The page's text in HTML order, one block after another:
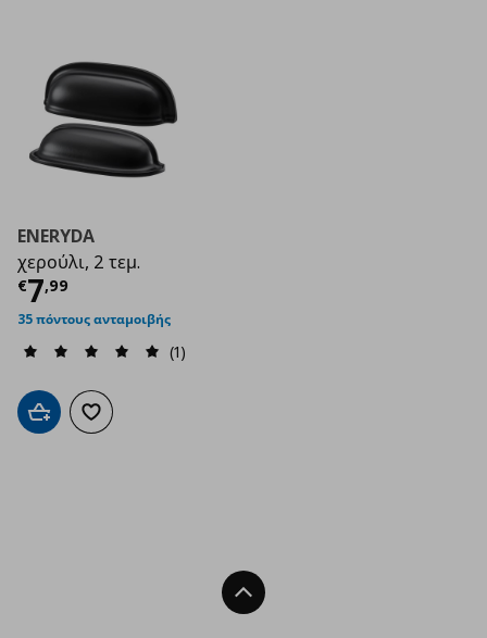
ENERYDA
χερούλι, 2 τεμ.
€7,99
Τρέχουσα τιμή
35 πόντους ανταμοιβής
(1)
Προσθήκη στο καλάθι
Προσθήκη στα αγαπημένα
Back To Top